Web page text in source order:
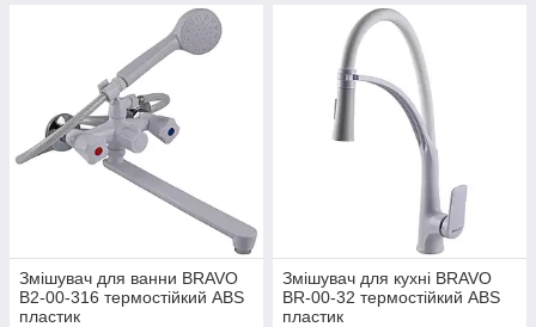
Змішувач для ванни BRAVO
B2-00-316 термостійкий ABS
пластик
Змішувач для кухні BRAVO
BR-00-32 термостійкий ABS
пластик